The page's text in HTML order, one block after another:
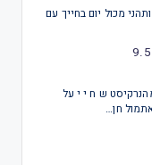
מכול יום בחייך עם
ש ח י י על
חן…